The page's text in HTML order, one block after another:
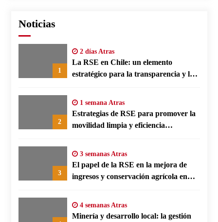
Noticias
1
2 días Atras
La RSE en Chile: un elemento
estratégico para la transparencia y la
2
1 semana Atras
Estrategias de RSE para promover la
movilidad limpia y eficiencia
3
3 semanas Atras
El papel de la RSE en la mejora de
ingresos y conservación agrícola en
4 semanas Atras
Minería y desarrollo local: la gestión